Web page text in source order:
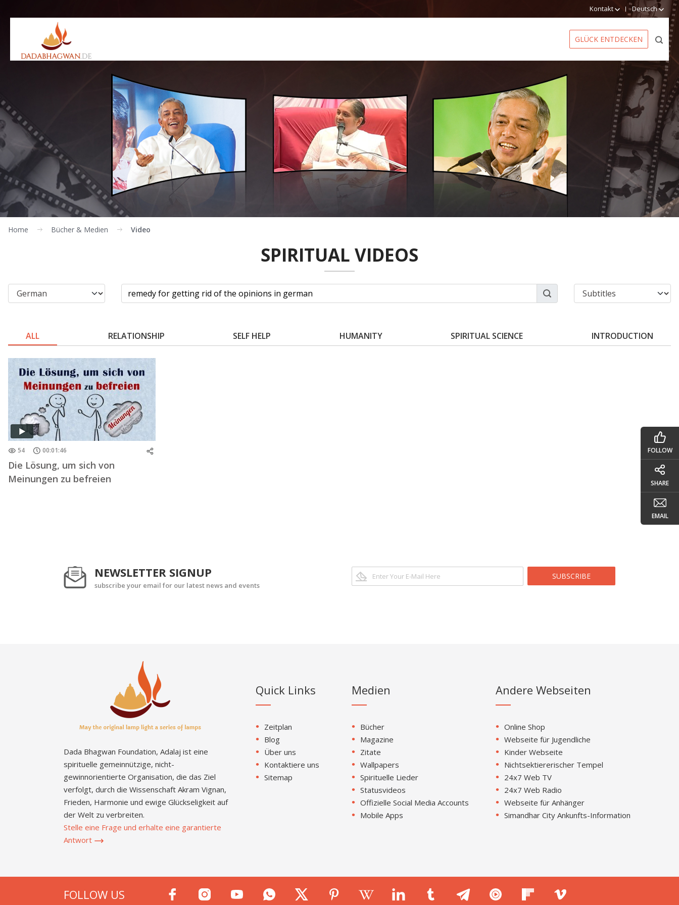
Kontakt Deutsch
GLÜCK ENTDECKEN
Home Bücher & Medien Video
SPIRITUAL VIDEOS
ALL RELATIONSHIP SELF HELP HUMANITY SPIRITUAL SCIENCE INTRODUCTION
54 00:01:46
Die Lösung, um sich von
Meinungen zu befreien
NEWSLETTER SIGNUP
subscribe your email for our latest news and events
SUBSCRIBE
Dada Bhagwan Foundation, Adalaj ist eine
spirituelle gemeinnützige, nicht-
gewinnorientierte Organisation, die das Ziel
verfolgt, durch die Wissenschaft Akram Vignan,
Frieden, Harmonie und ewige Glückseligkeit auf
der Welt zu verbreiten.
Stelle eine Frage und erhalte eine garantierte
Antwort
Quick Links
Zeitplan
Blog
Über uns
Kontaktiere uns
Sitemap
Medien
Bücher
Magazine
Zitate
Wallpapers
Spirituelle Lieder
Statusvideos
Offizielle Social Media Accounts
Mobile Apps
Andere Webseiten
Online Shop
Webseite für Jugendliche
Kinder Webseite
Nichtsektiererischer Tempel
24x7 Web TV
24x7 Web Radio
Webseite für Anhänger
Simandhar City Ankunfts-Information
FOLLOW US
FOLLOW
SHARE
EMAIL